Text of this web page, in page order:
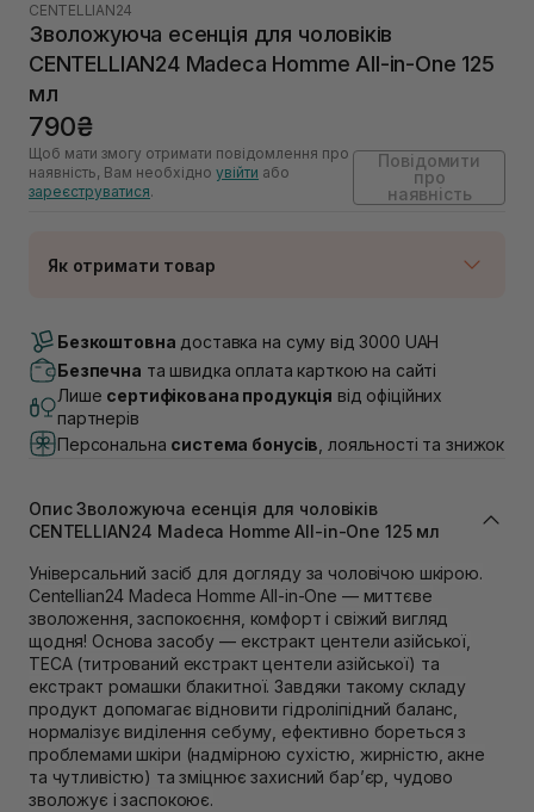
CENTELLIAN24
Зволожуюча есенція для чоловіків
CENTELLIAN24 Madeca Homme All-in-One 125
мл
790₴
Щоб мати змогу отримати повідомлення про
наявність, Вам необхідно увійти або
зареєструватися.
Повідомити
про
наявність
Як отримати товар
Немає в наявності!
Немає в наявності!
Самовивіз м. Львів, вул. Академіка Підстригача, 1В
(Duck’s Lake)
Немає в наявності!
Самовивіз м. Львів, вул. Степана Бандери 45
Немає в наявності!
Самовивіз м. Рівне, вул. 16-го Липня, 15
Немає в наявності!
Самовивіз м. Рівне, вул. Кулика і Гудачека 23 (ТЦ
Екватор)
Немає в наявності!
Безкоштовна доставка на суму від 3000 UAH
Безпечна та швидка оплата карткою на сайті
Лише сертифікована продукція від офіційних
партнерів
Персональна система бонусів , лояльності та знижок
Опис Зволожуюча есенція для чоловіків
CENTELLIAN24 Madeca Homme All-in-One 125 мл
Універсальний засіб для догляду за чоловічою шкірою.
Centellian24 Madeca Homme All-in-One — миттєве
зволоження, заспокоєння, комфорт і свіжий вигляд
щодня! Основа засобу — екстракт центели азійської,
TECA (титрований екстракт центели азійської) та
екстракт ромашки блакитної. Завдяки такому складу
продукт допомагає відновити гідроліпідний баланс,
нормалізує виділення себуму, ефективно бореться з
проблемами шкіри (надмірною сухістю, жирністю, акне
та чутливістю) та зміцнює захисний бар’єр, чудово
зволожує і заспокоює.